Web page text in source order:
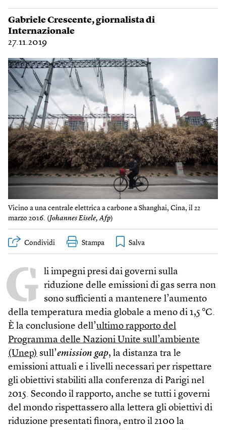
Gabriele Crescente, giornalista di
Internazionale
27.11.2019
Vicino a una centrale elettrica a carbone a Shanghai, Cina, il 22
marzo 2016. (Johannes Eisele, Afp)
Condividi Stampa
G li impegni presi dai governi sulla
riduzione delle emissioni di gas serra non
sono sufficienti a mantenere l’aumento
della temperatura media globale a meno di 1,5 °C.
È la conclusione dell’ultimo rapporto del
Programma delle Nazioni Unite sull’ambiente
(Unep) sull’emission gap, la distanza tra le
emissioni attuali e i livelli necessari per rispettare
gli obiettivi stabiliti alla conferenza di Parigi nel
2015. Secondo il rapporto, anche se tutti i governi
del mondo rispettassero alla lettera gli obiettivi di
riduzione presentati finora, entro il 2100 la